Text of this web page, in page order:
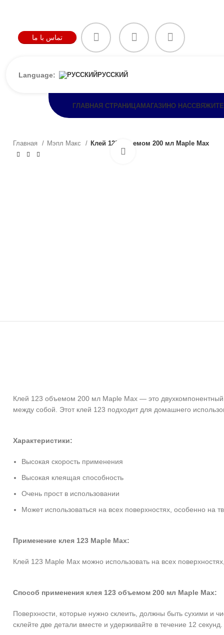
تماس با ما
Language: РУССКИЙ
ГЛАВНАЯ СТРАНИЦАМАГАЗИНО НАС
Главная Мэпл Макс
Клей 123 объемом 200 мл Maple Max
Клей 123 объемом 200 мл Maple Max — это двухкомпонентный
между собой. Этот клей 123 подходит для домашнего
Характеристики:
Высокая скорость применения
Высокая клеящая способность
Очень прост в использовании
Может использоваться на всех поверхностях, особенно на
Применение клея 123 Maple Max:
Клей 123 Maple Max можно использовать на всех
Способ применения клея 123 объемом 200 мл Maple Max:
Поверхности, которые нужно склеить, должны быть сухими и
склейте две детали вместе и удерживайте в течение 12